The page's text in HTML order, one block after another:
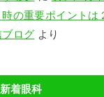
時の重要ポイントは
ブログ より
新着眼科